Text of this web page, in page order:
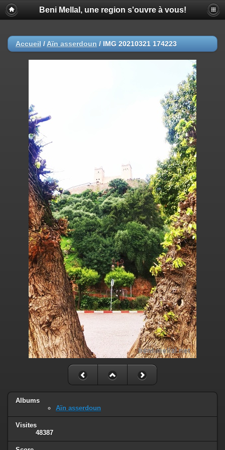
Beni Mellal, une region s'ouvre à vous!
Accueil / Aïn asserdoun / IMG 20210321 174223
Albums
Aïn asserdoun
Visites
48387